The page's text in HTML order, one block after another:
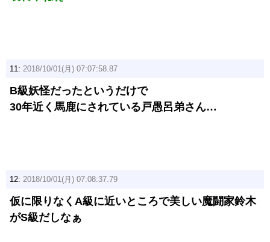
11: 2018/10/01(月) 07:07:58.87
B級妖怪だったというだけで
30年近く馬鹿にされている戸愚呂弟さん…
12: 2018/10/01(月) 07:08:37.79
仮に限りなくA級に近いところで美しい魔闘家鈴木
がS級だしなぁ